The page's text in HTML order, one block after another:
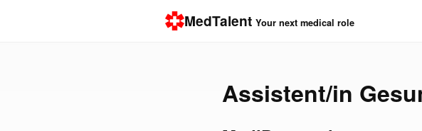
MedTalent Your next medical role
Assistent/in